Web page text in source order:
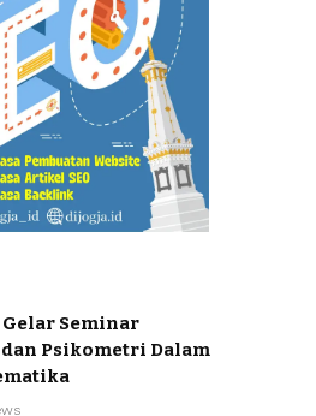
Gelar Seminar
Psikometri Dalam